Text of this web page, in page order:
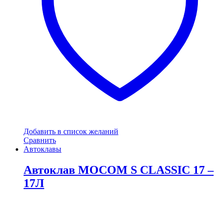
Добавить в список желаний
Сравнить
Автоклавы
Автоклав MOCOM S CLASSIC 17 –
17Л